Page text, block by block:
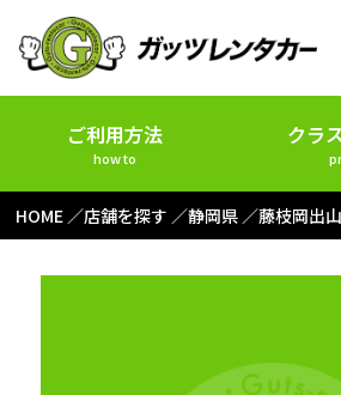
ご利用方法
how to
クラ
HOME 店舗を探す 静岡県 藤枝岡出